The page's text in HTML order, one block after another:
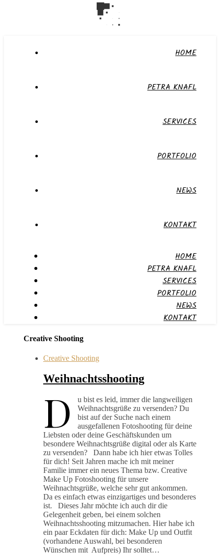
HOME
PETRA KNAFL
SERVICES
PORTFOLIO
NEWS
KONTAKT
HOME
PETRA KNAFL
SERVICES
PORTFOLIO
NEWS
KONTAKT
Creative Shooting
Creative Shooting
Weihnachtsshooting
D
u bist es leid, immer die langweiligen
Weihnachtsgrüße zu versenden? Du
bist auf der Suche nach einem
ausgefallenen Fotoshooting für deine
Liebsten oder deine Geschäftskunden um
besondere Weihnachtsgrüße digital oder als Karte
zu versenden? Dann habe ich hier etwas Tolles
für dich! Seit Jahren mache ich mit meiner
Familie immer ein neues Thema bzw. Creative
Make Up Fotoshooting für unsere
Weihnachtsgrüße, welche sehr gut ankommen.
Da es einfach etwas einzigartiges und besonderes
ist. Dieses Jahr möchte ich auch dir die
Gelegenheit geben, bei einem solchen
Weihnachtsshooting mitzumachen. Hier habe ich
ein paar Eckdaten für dich: Make Up und Outfit
(vorhandene Auswahl, bei besonderen
Wünschen mit Aufpreis) Ihr solltet…